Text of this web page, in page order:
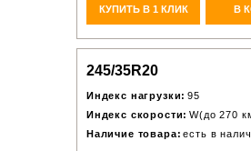
КУПИТЬ В 1 КЛИК В
245/35R20
Индекс нагрузки: 95
Индекс скорости: W(до 270
Наличие товара: есть в